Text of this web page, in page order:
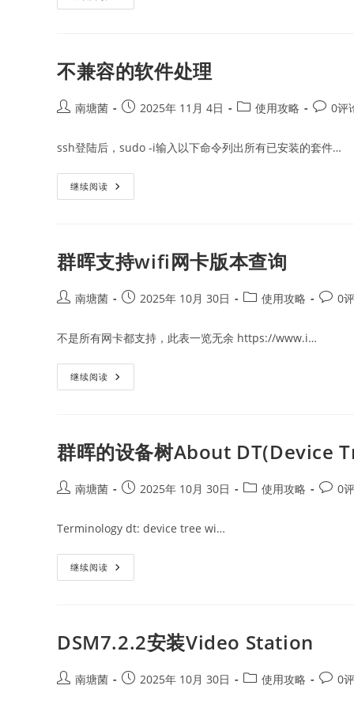
晖
作
不兼容的软件处理
Post南塘菌
Post2025年 11月 4日
Post使用攻略
Post0评
ssh登陆后，sudo -i输入以下命令列出所有已安装的套件…
继续阅读 不
兼
处
理
群晖支持wifi网卡版本查询
Post南塘菌
Post2025年 10月 30日
Post使用攻略
Post0
不是所有网卡都支持，此表一览无余 https://www.i…
继续阅读 群
晖
卡
版
本
询
群晖的设备树About DT(Device
Post南塘菌
Post2025年 10月 30日
Post使用攻略
Post0
Terminology dt: device tree wi…
继续阅读 群
晖
About
DT(Device
DSM7.2.2安装Video Station
Post南塘菌
Post2025年 10月 30日
Post使用攻略
Post0